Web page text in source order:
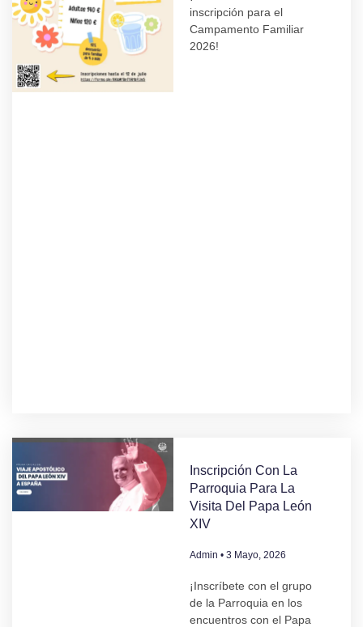
inscripción para el
Campamento Familiar
2026!
Inscripción Con La
Parroquia Para La
Visita Del Papa León
XIV
Admin 3 Mayo, 2026
¡Inscríbete con el grupo
de la Parroquia en los
encuentros con el Papa